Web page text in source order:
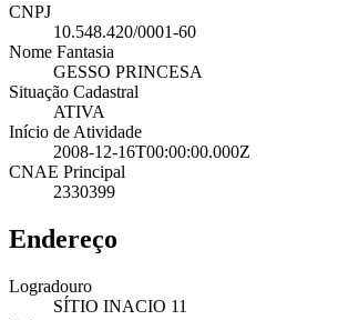
CNPJ
10.548.420/0001-60
Nome Fantasia
GESSO PRINCESA
Situação Cadastral
ATIVA
Início de Atividade
2008-12-16T00:00:00.000Z
CNAE Principal
2330399
Endereço
Logradouro
SÍTIO INACIO 11